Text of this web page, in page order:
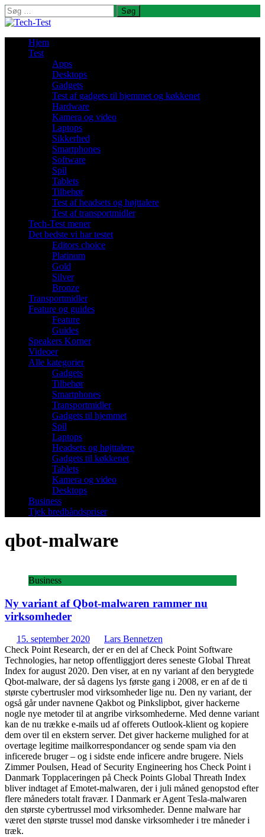
Søg
efter:
Hjem
Test
Apps
Desktops
Gadgets
Test af gadgets til hjemmet og køkkenet
Hardware
Kamera og video
Laptops
Sikkerhed
Smartphones
Software
Spil
Tablets
Tilbehør
Test af headsets og højttalere
Test af transportmidler
Tech-Test mener
Det bedste vi har testet
Editors choice
Platinum
Gold
Silver
Bronze
Transportmidler
Feature og guides
Feature
Guides
Speakers Korner
Videoer
Alle kategorier
Gadgets
Tilbehør
Smartphones
Transportmidler
Gadgets til hjemmet
Spil
Laptops
Headsets og højttalere
Gadgets til køkkenet
Tablets
Kamera og video
Desktops
Business
Tjek bredbåndspriser
qbot-malware
Business
Ny variant af Qbot-malwaren rammer nu
virksomheder
15. september 2020
Lars Bennetzen
Check Point Research, der er en del af Check Point Software
Technologies, har netop offentliggjort deres seneste Global Threat
Index for august 2020. Den viser, at en ny variant af den berygtede
Qbot-malware, der så dagens lys første gang i 2008, er en af de ti
største cybertrusler mod virksomheder lige nu. Den ny variant, der
også går under navnene Qakbot og Pinkslipbot, giver hackerne
nogle nye metoder til at angribe virksomhederne. Med denne variant
kan de nu trække e-mails ud af offerets Outlook-klient og kopiere
dem over til en ekstern server. Det giver hackerne mulighed for at
overtage legitime mailkorrespondancer og sende spam via den
inficerede bruger – og i sidste ende inficere andre brugere. Niels
Zimmer Poulsen, Head of Security Engineering hos Check Point i
Danmark Topplaceringen på Check Points Global Threath Index
bliver indtaget af Emotet-malwaren, der i juli måned genopstod efter
flere måneders totalt fravær. I Danmark er Agent Tesla-malwaren
den største cybertrussel mod virksomheder. Denne malware har
været den største trussel mod danske virksomheder i tre måneder i
træk.